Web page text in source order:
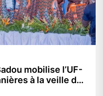
mobilise l’UF-
à la veille de